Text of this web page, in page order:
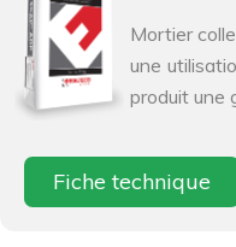
Mortier
une
produit une
Fiche technique